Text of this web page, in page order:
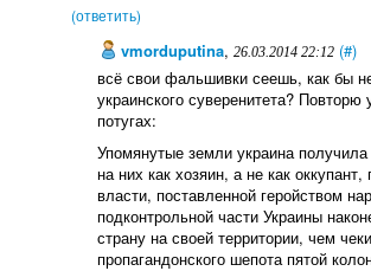
(ответить)
vmorduputina, 26.03.2014 22:12 (#)
всё свои фальшивки сеешь, как бы
украинского суверенитета?
потугах:
Упомянутые земли украина
на них как хозяин, а не как
власти, поставленной геройством
подконтрольной части Украины
страну на своей территории, чем
пропагандонского шепота пятой